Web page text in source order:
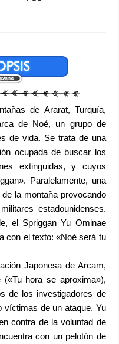
de Ararat, Turquía,
de Noé, un grupo de
de vida. Se trata de una
ocupada de buscar los
extinguidas, y cuyos
Paralelamente, una
la montaña provocando
estadounidenses.
el Spriggan Yu Ominae
con el texto: «Noé será tu
Japonesa de Arcam,
hora se aproxima»),
de los investigadores de
víctimas de un ataque. Yu
contra de la voluntad de
con un pelotón de